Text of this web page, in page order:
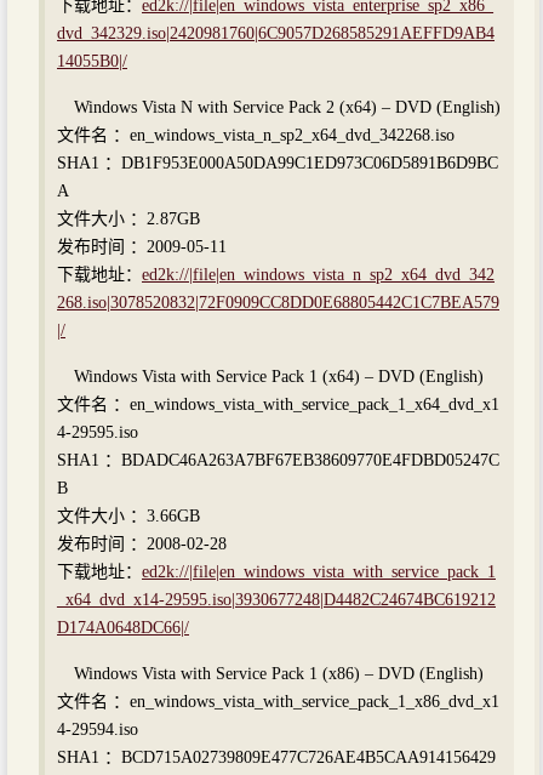
下载地址： ed2k://|file|en_windows_vista_enterprise_sp2_x86_
dvd_342329.iso|2420981760|6C9057D268585291AEFFD9AB4
14055B0|/
Windows Vista N with Service Pack 2 (x64) – DVD (English)
文件名 ：en_windows_vista_n_sp2_x64_dvd_342268.iso
SHA1 ：DB1F953E000A50DA99C1ED973C06D5891B6D9BC
A
文件大小 ：2.87GB
发布时间 ：2009-05-11
下载地址： ed2k://|file|en_windows_vista_n_sp2_x64_dvd_342
268.iso|3078520832|72F0909CC8DD0E68805442C1C7BEA579
|/
Windows Vista with Service Pack 1 (x64) – DVD (English)
文件名 ：en_windows_vista_with_service_pack_1_x64_dvd_x1
4-29595.iso
SHA1 ：BDADC46A263A7BF67EB38609770E4FDBD05247C
B
文件大小 ：3.66GB
发布时间 ：2008-02-28
下载地址： ed2k://|file|en_windows_vista_with_service_pack_1
_x64_dvd_x14-29595.iso|3930677248|D4482C24674BC619212
D174A0648DC66|/
Windows Vista with Service Pack 1 (x86) – DVD (English)
文件名 ：en_windows_vista_with_service_pack_1_x86_dvd_x1
4-29594.iso
SHA1 ：BCD715A02739809E477C726AE4B5CAA914156429